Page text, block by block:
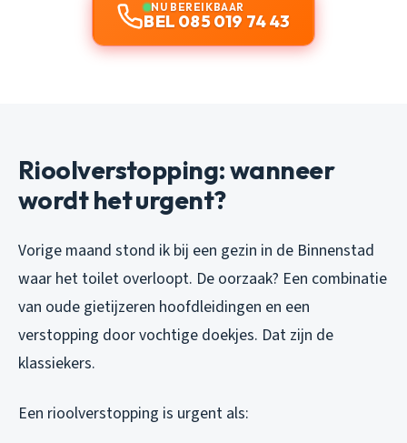
NU BEREIKBAAR
BEL 085 019 74 43
Rioolverstopping: wanneer
wordt het urgent?
Vorige maand stond ik bij een gezin in de Binnenstad
waar het toilet overloopt. De oorzaak? Een combinatie
van oude gietijzeren hoofdleidingen en een
verstopping door vochtige doekjes. Dat zijn de
klassiekers.
Een rioolverstopping is urgent als: